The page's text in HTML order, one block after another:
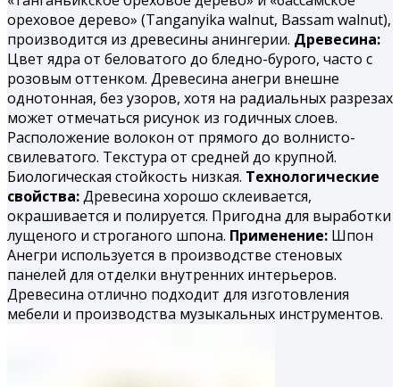
ореховое дерево» (Tanganyika walnut, Bassam walnut),
производится из древесины анингерии. Древесина:
Цвет ядра от беловатого до бледно-бурого, часто с
розовым оттенком. Древесина анегри внешне
однотонная, без узоров, хотя на радиальных разрезах
может отмечаться рисунок из годичных слоев.
Расположение волокон от прямого до волнисто-
свилеватого. Текстура от средней до крупной.
Биологическая стойкость низкая. Технологические
свойства:Древесина хорошо склеивается,
окрашивается и полируется. При­годна для выработки
лущеного и строганого шпона. Применение: Шпон
Анегри используется в производстве стеновых
панелей для отделки внутренних интерьеров.
Древесина отлично подходит для изготовления
мебели и производства музыкальных инструментов.